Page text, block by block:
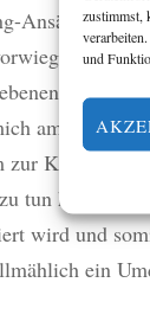
zustimmst,
und
Ansätze ein
aus
Ideen
am besten
zur Kenntnis
tun hat,
wird und
ein